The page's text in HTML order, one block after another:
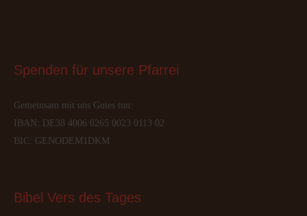
Spenden für unsere Pfarrei
Gemeinsam mit uns Gutes tun:
IBAN: DE38 4006 0265 0023 0113 02
BIC: GENODEM1DKM
Bibel Vers des Tages